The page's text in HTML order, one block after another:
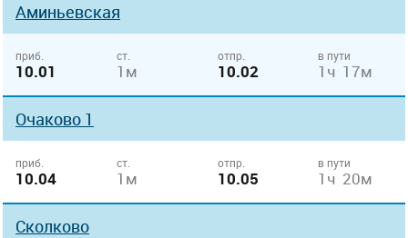
Аминьевская
приб.
10.01
ст.
1м
отпр.
10.02
в пути
1ч 17м
Очаково 1
приб.
10.04
ст.
1м
отпр.
10.05
в пути
1ч 20м
Сколково